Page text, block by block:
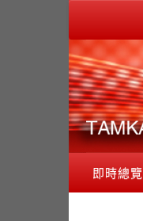
即時總覽